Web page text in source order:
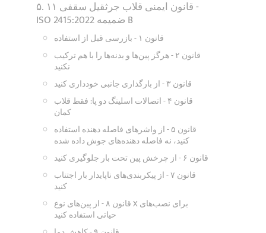
۵. ۱۱ قانون ایمنی قلاب جرثقیل سقفی -
ISO 2415:2022 ضمیمه B
قانون ۱ - بازرسی قبل از استفاده
قانون ۲ - هرگز پین‌ها و بدنه‌ها را با هم ترکیب
نکنید
قانون ۳ - از بارگذاری جانبی خودداری کنید
قانون ۴ - اتصالات اسلینگ دو پا: فقط قلاب
کمان
قانون ۵ - از واشرهای فاصله دهنده استفاده
کنید، نه فاصله دهنده‌های جوش داده شده
قانون ۶ - از چرخش پین تحت بار جلوگیری کنید
قانون ۷ - از پیکربندی‌های ناپایدار بار اجتناب
کنید
قانون ۸ - از پین‌های نوع X برای نصب‌های
حیاتی استفاده کنید